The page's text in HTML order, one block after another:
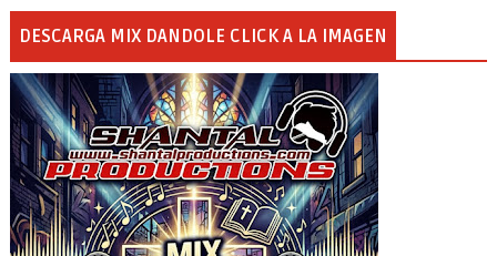
DESCARGA MIX DANDOLE CLICK A LA IMAGEN